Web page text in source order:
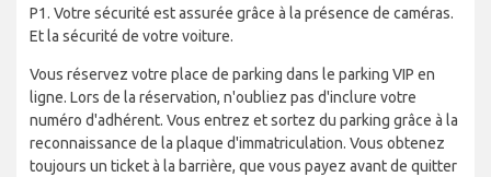
P1. Votre sécurité est assurée grâce à la présence de caméras.
Et la sécurité de votre voiture.
Vous réservez votre place de parking dans le parking VIP en
ligne. Lors de la réservation, n'oubliez pas d'inclure votre
numéro d'adhérent. Vous entrez et sortez du parking grâce à la
reconnaissance de la plaque d'immatriculation. Vous obtenez
toujours un ticket à la barrière, que vous payez avant de quitter